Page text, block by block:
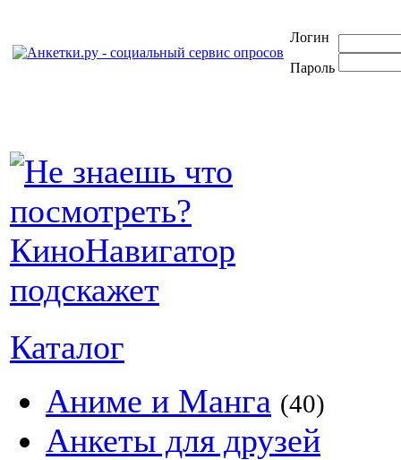
Логин
Пароль
Каталог
Аниме и Манга (40)
Анкеты для друзей